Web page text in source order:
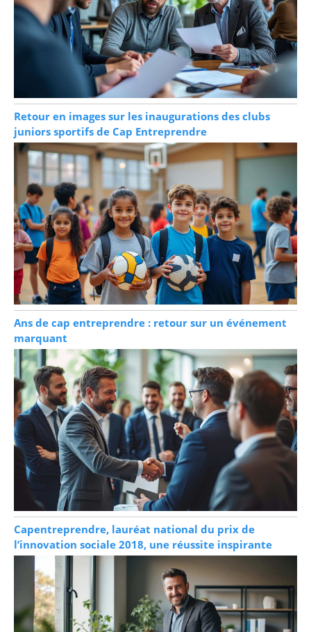
Retour en images sur les inaugurations des clubs
juniors sportifs de Cap Entreprendre
Ans de cap entreprendre : retour sur un événement
marquant
Capentreprendre, lauréat national du prix de
l’innovation sociale 2018, une réussite inspirante